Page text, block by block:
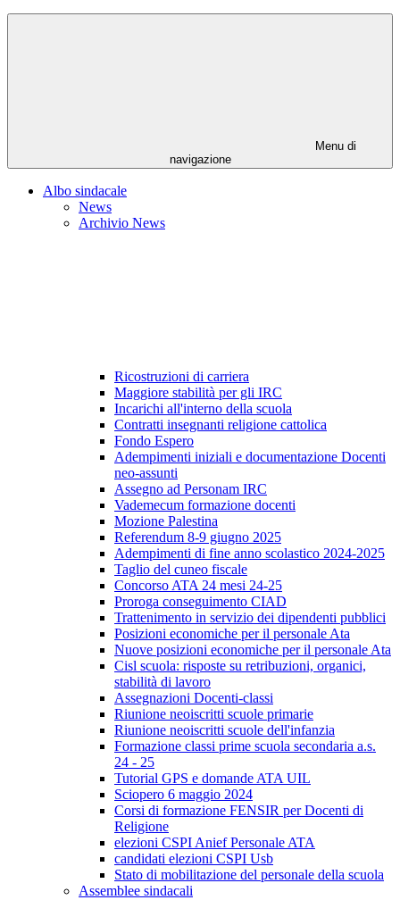
Menu di
navigazione
Albo sindacale
News
Archivio News
Ricostruzioni di carriera
Maggiore stabilità per gli IRC
Incarichi all'interno della scuola
Contratti insegnanti religione cattolica
Fondo Espero
Adempimenti iniziali e documentazione Docenti
neo-assunti
Assegno ad Personam IRC
Vademecum formazione docenti
Mozione Palestina
Referendum 8-9 giugno 2025
Adempimenti di fine anno scolastico 2024-2025
Taglio del cuneo fiscale
Concorso ATA 24 mesi 24-25
Proroga conseguimento CIAD
Trattenimento in servizio dei dipendenti pubblici
Posizioni economiche per il personale Ata
Nuove posizioni economiche per il personale Ata
Cisl scuola: risposte su retribuzioni, organici,
stabilità di lavoro
Assegnazioni Docenti-classi
Riunione neoiscritti scuole primarie
Riunione neoiscritti scuole dell'infanzia
Formazione classi prime scuola secondaria a.s.
24 - 25
Tutorial GPS e domande ATA UIL
Sciopero 6 maggio 2024
Corsi di formazione FENSIR per Docenti di
Religione
elezioni CSPI Anief Personale ATA
candidati elezioni CSPI Usb
Stato di mobilitazione del personale della scuola
Assemblee sindacali